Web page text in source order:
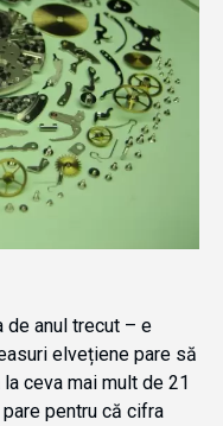
de anul trecut – e
elvețiene pare să
ceva mai mult de 21
pare pentru că cifra